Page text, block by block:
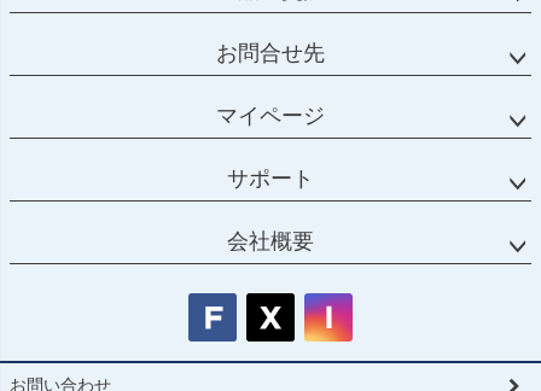
お問合せ先
マイページ
サポート
会社概要
お問い合わせ